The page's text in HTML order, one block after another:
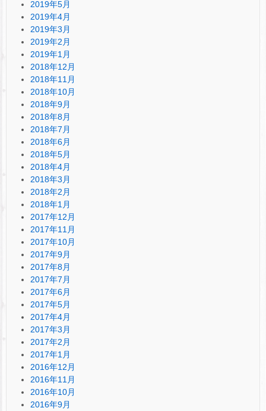
2019年5月
2019年4月
2019年3月
2019年2月
2019年1月
2018年12月
2018年11月
2018年10月
2018年9月
2018年8月
2018年7月
2018年6月
2018年5月
2018年4月
2018年3月
2018年2月
2018年1月
2017年12月
2017年11月
2017年10月
2017年9月
2017年8月
2017年7月
2017年6月
2017年5月
2017年4月
2017年3月
2017年2月
2017年1月
2016年12月
2016年11月
2016年10月
2016年9月